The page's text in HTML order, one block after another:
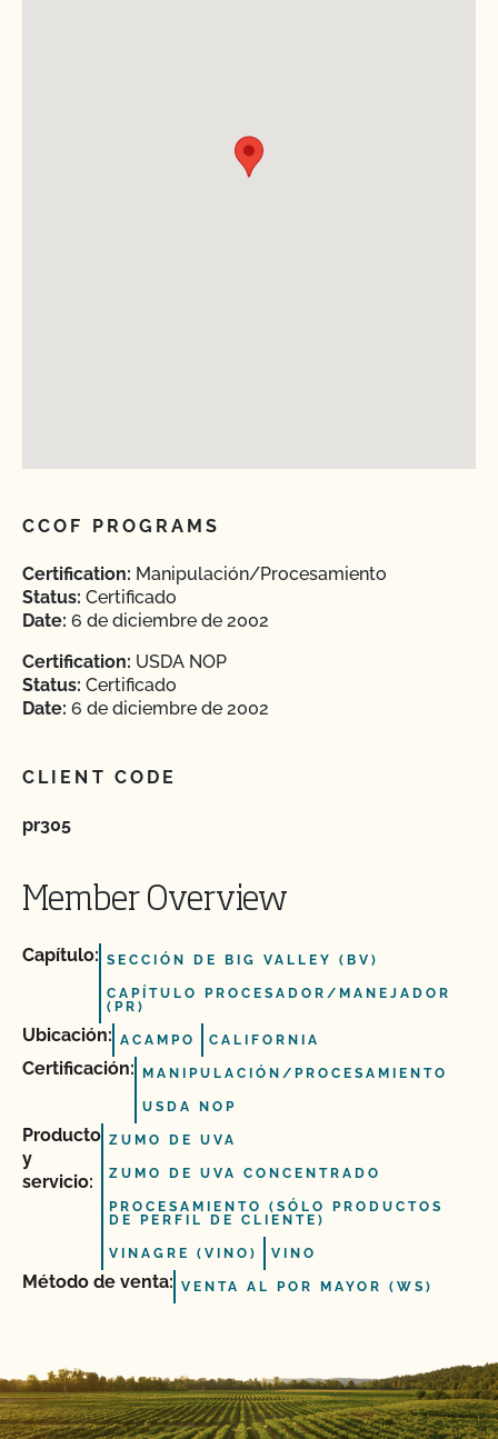
CCOF PROGRAMS
Certification: Manipulación/Procesamiento
Status: Certificado
Date: 6 de diciembre de 2002
Certification: USDA NOP
Status: Certificado
Date: 6 de diciembre de 2002
CLIENT CODE
pr305
Member Overview
Capítulo: SECCIÓN DE BIG VALLEY (BV)
CAPÍTULO PROCESADOR/MANEJADOR
(PR)
Ubicación: ACAMPO CALIFORNIA
Certificación: MANIPULACIÓN/PROCESAMIENTO
USDA NOP
Producto
y
servicio:
ZUMO DE UVA
ZUMO DE UVA CONCENTRADO
PROCESAMIENTO (SÓLO PRODUCTOS
DE PERFIL DE CLIENTE)
VINAGRE (VINO) VINO
Método de venta: VENTA AL POR MAYOR (WS)